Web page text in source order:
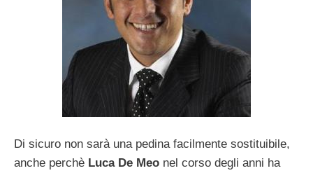
Di sicuro non sarà una pedina facilmente sostituibile,
anche perchè Luca De Meo nel corso degli anni ha